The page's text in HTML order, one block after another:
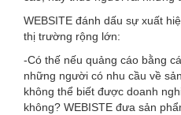
WEBSITE đánh dấu sự xuất
thị trường rộng lớn:
-Có thế nếu quảng cáo bằng
những người có nhu cầu về
không thể biết được doanh
không? WEBISTE đưa sản